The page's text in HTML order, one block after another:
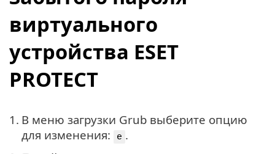
виртуального
устройства ESET
PROTECT
1. В меню загрузки Grub выберите опцию
для изменения:
e .